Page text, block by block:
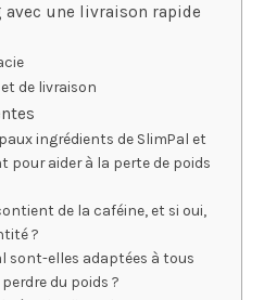
une livraison rapide
de livraison
ingrédients de SlimPal et
pour aider à la perte de poids
de la caféine, et si oui,
?
sont-elles adaptées à tous
du poids ?